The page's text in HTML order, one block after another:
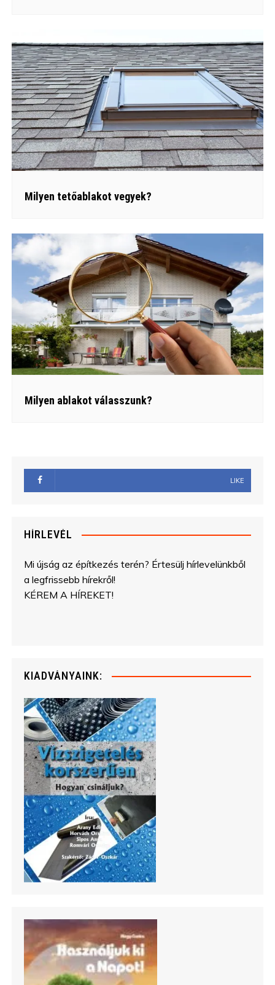
Milyen tetőablakot vegyek?
Milyen ablakot válasszunk?
LIKE
HÍRLEVÉL
Mi újság az építkezés terén? Értesülj hírlevelünkből
a legfrissebb hírekről!
KÉREM A HÍREKET!
KIADVÁNYAINK: